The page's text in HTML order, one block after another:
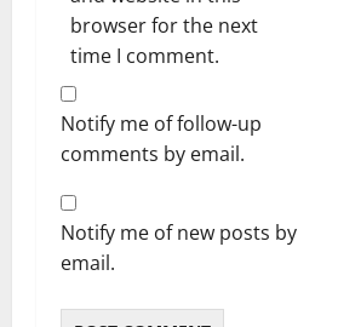
browser for the next
time I comment.
Notify me of follow-up
comments by email.
Notify me of new posts by
email.